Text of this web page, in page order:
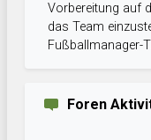
Vorbereitung auf
das Team
Fußballmanager-
Foren